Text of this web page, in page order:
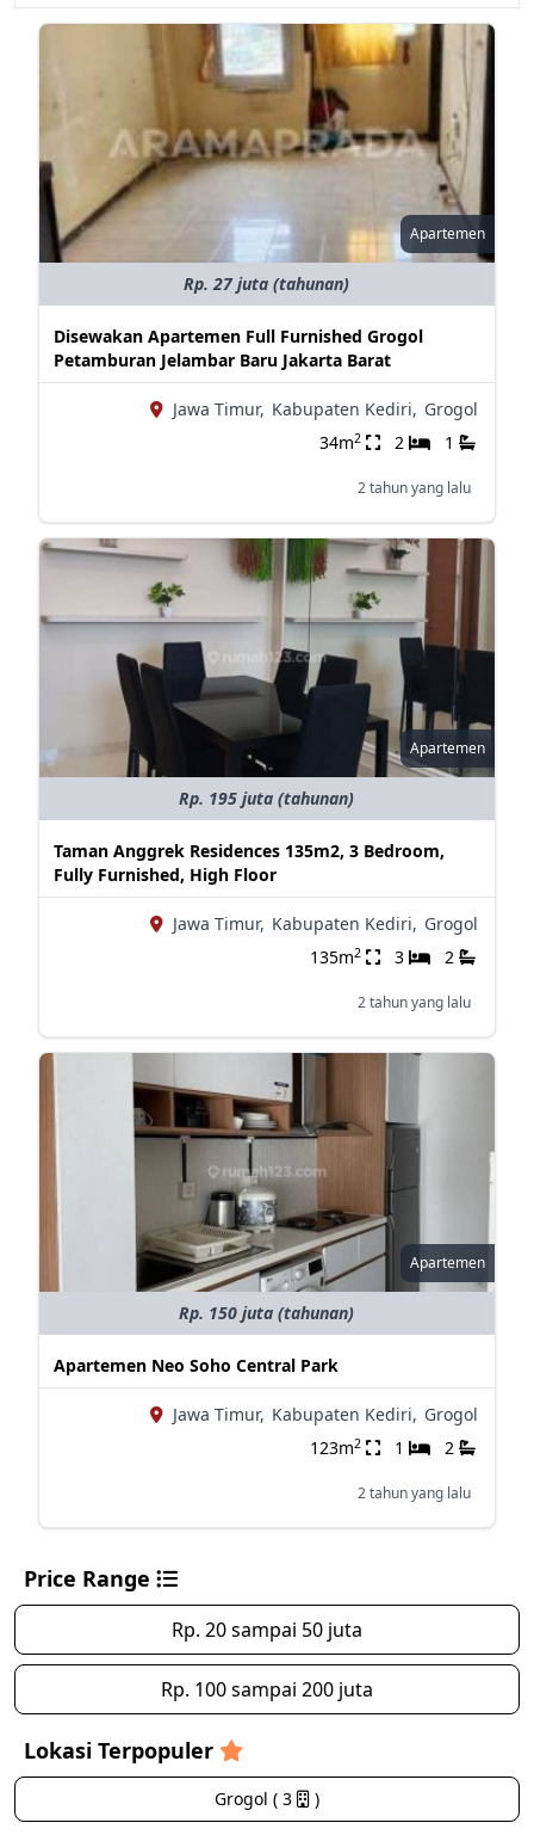
Apartemen
Rp. 27 juta (tahunan)
Disewakan Apartemen Full Furnished Grogol
Petamburan Jelambar Baru Jakarta Barat
Jawa Timur, Kabupaten Kediri, Grogol
34m2 2 1
2 tahun yang lalu
Apartemen
Rp. 195 juta (tahunan)
Taman Anggrek Residences 135m2, 3 Bedroom,
Fully Furnished, High Floor
Jawa Timur, Kabupaten Kediri, Grogol
135m2 3 2
2 tahun yang lalu
Apartemen
Rp. 150 juta (tahunan)
Apartemen Neo Soho Central Park
Jawa Timur, Kabupaten Kediri, Grogol
123m2 1 2
2 tahun yang lalu
Price Range
Rp. 20 sampai 50 juta
Rp. 100 sampai 200 juta
Lokasi Terpopuler
Grogol ( 3 )